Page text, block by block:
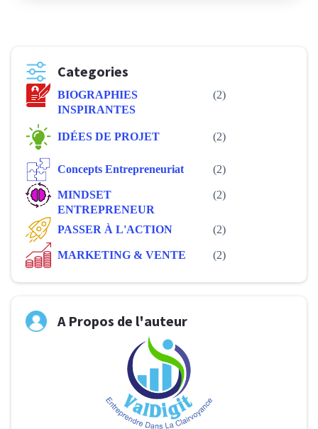
Categories
BIOGRAPHIES
INSPIRANTES
(2)
IDÉES DE PROJET (2)
Concepts Entrepreneuriat (2)
MINDSET
ENTREPRENEUR
(2)
PASSER À L'ACTION (2)
MARKETING & VENTE (2)
A Propos de l'auteur